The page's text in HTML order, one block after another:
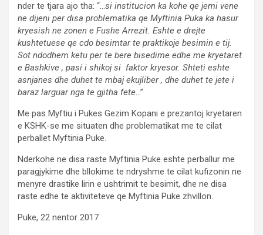
nder te tjara ajo tha: “…si institucion ka kohe qe jemi vene
ne dijeni per disa problematika qe Myftinia Puka ka hasur
kryesish ne zonen e Fushe Arrezit. Eshte e drejte
kushtetuese qe cdo besimtar te praktikoje besimin e tij.
Sot ndodhem ketu per te bere bisedime edhe me kryetaret
e Bashkive , pasi i shikoj si faktor kryesor. Shteti eshte
asnjanes dhe duhet te mbaj ekujliber , dhe duhet te jete i
baraz larguar nga te gjitha fete…”
Me pas Myftiu i Pukes Gezim Kopani e prezantoj kryetaren
e KSHK-se me situaten dhe problematikat me te cilat
perballet Myftinia Puke.
Nderkohe ne disa raste Myftinia Puke eshte perballur me
paragjykime dhe bllokime te ndryshme te cilat kufizonin ne
menyre drastike lirin e ushtrimit te besimit, dhe ne disa
raste edhe te aktiviteteve qe Myftinia Puke zhvillon.
Puke, 22 nentor 2017